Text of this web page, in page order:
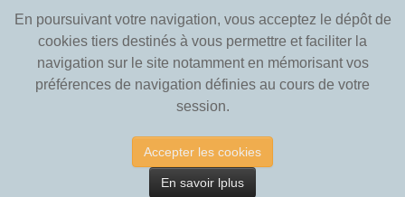
En poursuivant votre navigation, vous acceptez le dépôt de
cookies tiers destinés à vous permettre et faciliter la
navigation sur le site notamment en mémorisant vos
préférences de navigation définies au cours de votre
session.
Accepter les cookies
En savoir lplus